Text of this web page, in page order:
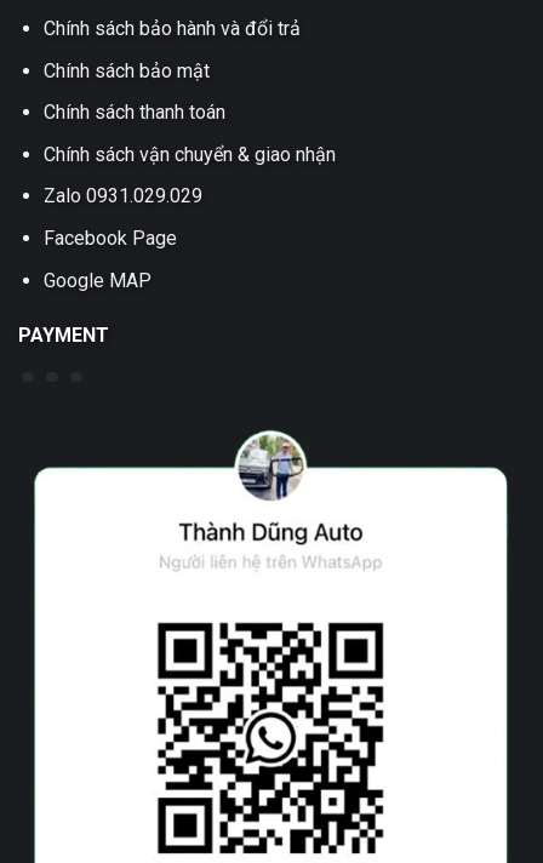
Chính sách bảo hành và đổi trả
Chính sách bảo mật
Chính sách thanh toán
Chính sách vận chuyển & giao nhận
Zalo 0931.029.029
Facebook Page
Google MAP
PAYMENT